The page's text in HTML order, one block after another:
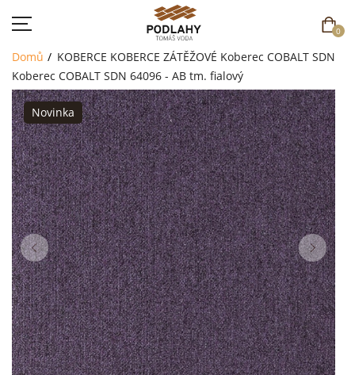
0
DOMŮ
SORTIMENT
AKCE
CENÍK
REFERENCE
SOUTĚŽ
KONTAKT
Domů KOBERCE KOBERCE ZÁTĚŽOVÉ Koberec COBALT SDN
Koberec COBALT SDN 64096 - AB tm. fialový
Novinka